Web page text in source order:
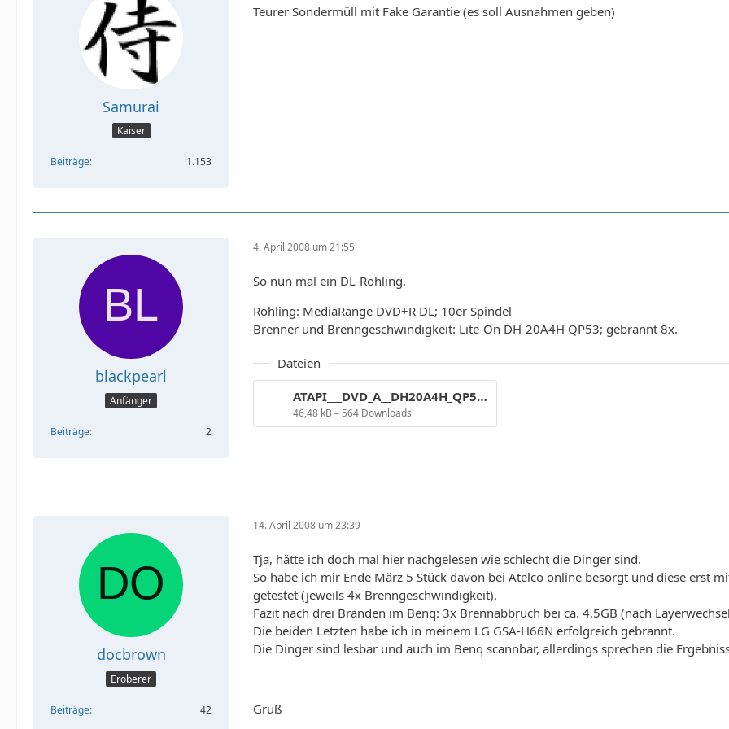
Samurai
Kaiser
Beiträge 1.153
Teurer Sondermüll mit Fake Garantie (es soll Ausnahmen geben)
blackpearl
Anfänger
Beiträge 2
4. April 2008 um 21:55
So nun mal ein DL-Rohling.
Rohling: MediaRange DVD+R DL; 10er Spindel
Brenner und Brenngeschwindigkeit: Lite-On DH-20A4H QP53; gebrannt 8x.
Dateien
ATAPI___DVD_A__DH20A4H_QP53_04-April-2008_21_53.png
46,48 kB – 564 Downloads
docbrown
Eroberer
Beiträge 42
14. April 2008 um 23:39
Tja, hätte ich doch mal hier nachgelesen wie schlecht die Dinger sind.
So habe ich mir Ende März 5 Stück davon bei Atelco online besorgt und diese erst
getestet (jeweils 4x Brenngeschwindigkeit).
Fazit nach drei Bränden im Benq: 3x Brennabbruch bei ca. 4,5GB (nach
Die beiden Letzten habe ich in meinem LG GSA-H66N erfolgreich gebrannt.
Die Dinger sind lesbar und auch im Benq scannbar, allerdings sprechen die
Gruß